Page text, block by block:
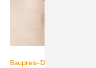
Baupreis-Datenbanken